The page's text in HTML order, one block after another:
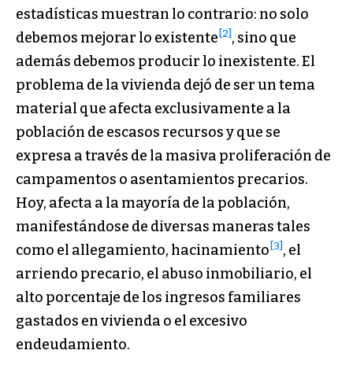
estadísticas muestran lo contrario: no solo
debemos mejorar lo existente [2], sino que
además debemos producir lo inexistente. El
problema de la vivienda dejó de ser un tema
material que afecta exclusivamente a la
población de escasos recursos y que se
expresa a través de la masiva proliferación de
campamentos o asentamientos precarios.
Hoy, afecta a la mayoría de la población,
manifestándose de diversas maneras tales
como el allegamiento, hacinamiento [3], el
arriendo precario, el abuso inmobiliario, el
alto porcentaje de los ingresos familiares
gastados en vivienda o el excesivo
endeudamiento.